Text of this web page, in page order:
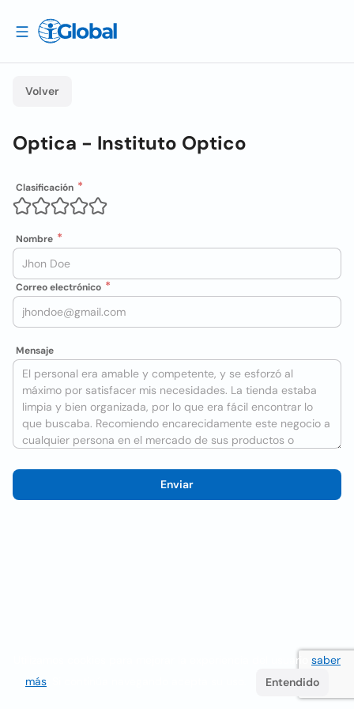
Volver
Optica - Instituto Optico
Clasificación
Nombre
Correo electrónico
Mensaje
Enviar
Utilizamos cookies para mejorar la experiencia del usuario saber
más
Entendido